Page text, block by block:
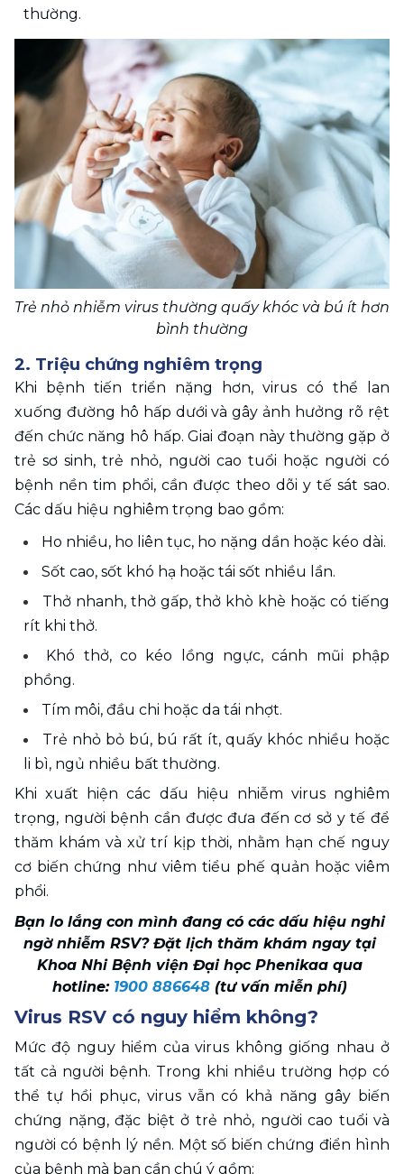
thường.
Trẻ nhỏ nhiễm virus thường quấy khóc và bú ít hơn
bình thường
2. Triệu chứng nghiêm trọng
Khi bệnh tiến triển nặng hơn, virus có thể lan
xuống đường hô hấp dưới và gây ảnh hưởng rõ rệt
đến chức năng hô hấp. Giai đoạn này thường gặp ở
trẻ sơ sinh, trẻ nhỏ, người cao tuổi hoặc người có
bệnh nền tim phổi, cần được theo dõi y tế sát sao.
Các dấu hiệu nghiêm trọng bao gồm:
Ho nhiều, ho liên tục, ho nặng dần hoặc kéo dài.
Sốt cao, sốt khó hạ hoặc tái sốt nhiều lần.
Thở nhanh, thở gấp, thở khò khè hoặc có tiếng
rít khi thở.
Khó thở, co kéo lồng ngực, cánh mũi phập
phồng.
Tím môi, đầu chi hoặc da tái nhợt.
Trẻ nhỏ bỏ bú, bú rất ít, quấy khóc nhiều hoặc
li bì, ngủ nhiều bất thường.
Khi xuất hiện các dấu hiệu nhiễm virus nghiêm
trọng, người bệnh cần được đưa đến cơ sở y tế để
thăm khám và xử trí kịp thời, nhằm hạn chế nguy
cơ biến chứng như viêm tiểu phế quản hoặc viêm
phổi.
Bạn lo lắng con mình đang có các dấu hiệu nghi
ngờ nhiễm RSV? Đặt lịch thăm khám ngay tại
Khoa Nhi Bệnh viện Đại học Phenikaa qua
hotline: 1900 886648 (tư vấn miễn phí)
Virus RSV có nguy hiểm không?
Mức độ nguy hiểm của virus không giống nhau ở
tất cả người bệnh. Trong khi nhiều trường hợp có
thể tự hồi phục, virus vẫn có khả năng gây biến
chứng nặng, đặc biệt ở trẻ nhỏ, người cao tuổi và
người có bệnh lý nền. Một số biến chứng điển hình
của bệnh mà bạn cần chú ý gồm: